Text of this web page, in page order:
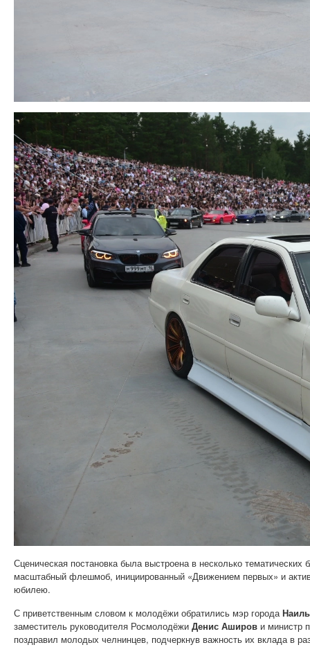
Сценическая постановка была выстроена в несколько
масштабный флешмоб, инициированный «Движением первых» и
юбилею.
С приветственным словом к молодёжи обратились мэр города
заместитель руководителя Росмолодёжи Денис Аширов и министр
поздравил молодых челнинцев, подчеркнув важность их вклада в